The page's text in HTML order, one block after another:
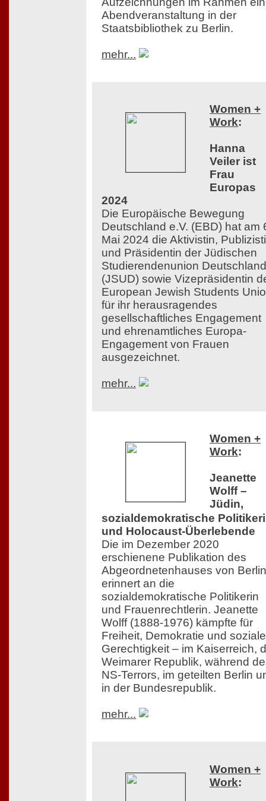
Abendveranstaltung in der
Staatsbibliothek zu Berlin.
mehr...
Women +
Work:
Hanna
Veiler ist
Frau
Europas
2024
Die Europäische Bewegung
Deutschland e.V. (EBD) hat am
Mai 2024 die Aktivistin,
und Präsidentin der Jüdischen
Studierendenunion
(JSUD) sowie Vizepräsidentin
European Jewish Students
für ihr herausragendes
gesellschaftliches Engagement
und ehrenamtliches Europa-
Engagement von Frauen
ausgezeichnet.
mehr...
Women +
Work:
Jeanette
Wolff –
Jüdin,
sozialdemokratische
und Holocaust-Überlebende
Die im Dezember 2020
erschienene Publikation des
Abgeordnetenhauses von Berlin
erinnert an die
sozialdemokratische Politikerin
und Frauenrechtlerin. Jeanette
Wolff (1888-1976) kämpfte für
Freiheit, Demokratie und soziale
Gerechtigkeit – im Kaiserreich,
Weimarer Republik, während
NS-Terrors, im geteilten Berlin
in der Bundesrepublik.
mehr...
Women +
Work: